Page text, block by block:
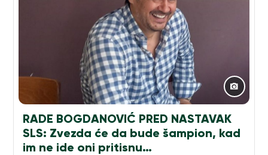
RADE BOGDANOVIĆ PRED NASTAVAK
SLS: Zvezda će da bude šampion, kad
im ne ide oni pritisnu…